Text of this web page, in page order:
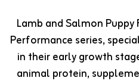
Lamb and Salmon
Performance series,
in their early growth
animal protein,